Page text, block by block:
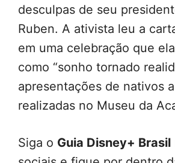
desculpas de seu
Ruben. A ativista leu a
em uma celebração que
como “sonho tornado
apresentações de nativos
realizadas no Museu da
Siga o Guia Disney+ Brasil